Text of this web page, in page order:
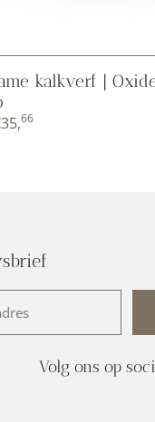
kalkverf |
35,66
Volg ons op